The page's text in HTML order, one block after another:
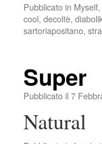
Pubblicato in Myself,
cool, decoltè,
sartoriapositano,
Super
Pubblicato il 7
Natural